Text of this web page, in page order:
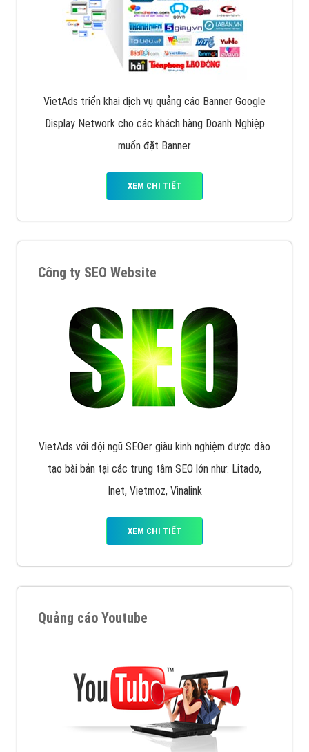
VietAds triển khai dịch vụ quảng cáo Banner Google
Display Network cho các khách hàng Doanh Nghiệp
muốn đặt Banner
XEM CHI TIẾT
Công ty SEO Website
VietAds với đội ngũ SEOer giàu kinh nghiệm được đào
tạo bài bản tại các trung tâm SEO lớn như: Litado,
Inet, Vietmoz, Vinalink
XEM CHI TIẾT
Quảng cáo Youtube